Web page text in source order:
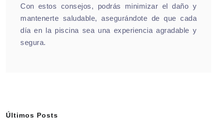
Con estos consejos, podrás minimizar el daño y
mantenerte saludable, asegurándote de que cada
día en la piscina sea una experiencia agradable y
segura.
Últimos Posts